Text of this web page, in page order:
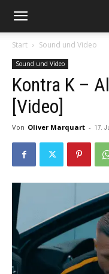
Start Sound und Video
Sound und Video
Kontra K –
[Video]
Von Oliver Marquart - 17.